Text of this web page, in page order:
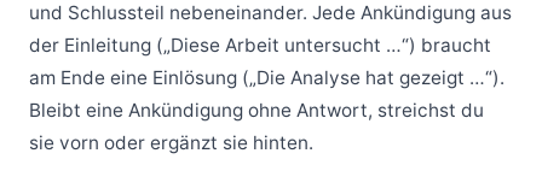
und Schlussteil nebeneinander. Jede Ankündigung aus
der Einleitung („Diese Arbeit untersucht …“) braucht
am Ende eine Einlösung („Die Analyse hat gezeigt …“).
Bleibt eine Ankündigung ohne Antwort, streichst du
sie vorn oder ergänzt sie hinten.